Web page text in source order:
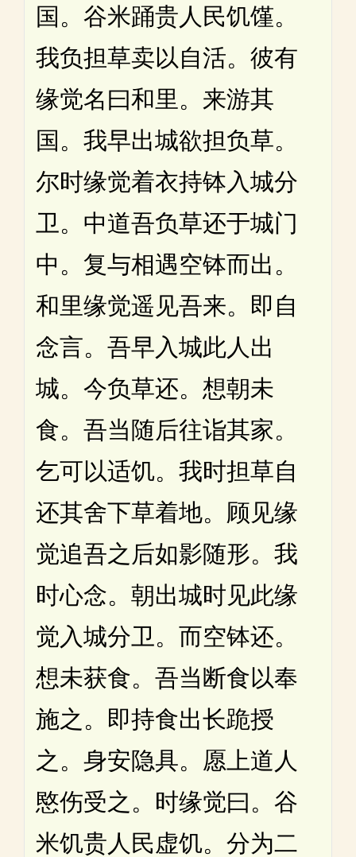
国。谷米踊贵人民饥馑。
我负担草卖以自活。彼有
缘觉名曰和里。来游其
国。我早出城欲担负草。
尔时缘觉着衣持钵入城分
卫。中道吾负草还于城门
中。复与相遇空钵而出。
和里缘觉遥见吾来。即自
念言。吾早入城此人出
城。今负草还。想朝未
食。吾当随后往诣其家。
乞可以适饥。我时担草自
还其舍下草着地。顾见缘
觉追吾之后如影随形。我
时心念。朝出城时见此缘
觉入城分卫。而空钵还。
想未获食。吾当断食以奉
施之。即持食出长跪授
之。身安隐具。愿上道人
愍伤受之。时缘觉曰。谷
米饥贵人民虚饥。分为二